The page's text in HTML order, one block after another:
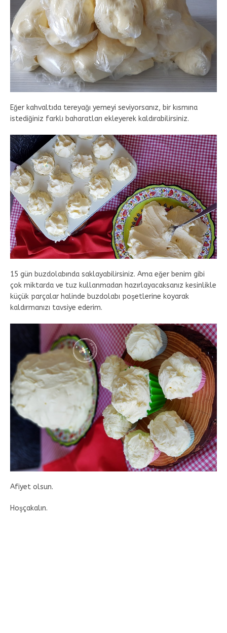
Eğer kahvaltıda tereyağı yemeyi seviyorsanız, bir kısmına
istediğiniz farklı baharatları ekleyerek kaldırabilirsiniz.
15 gün buzdolabında saklayabilirsiniz. Ama eğer benim gibi
çok miktarda ve tuz kullanmadan hazırlayacaksanız kesinlikle
küçük parçalar halinde buzdolabı poşetlerine koyarak
kaldırmanızı tavsiye ederim.
Afiyet olsun.
Hoşçakalın.